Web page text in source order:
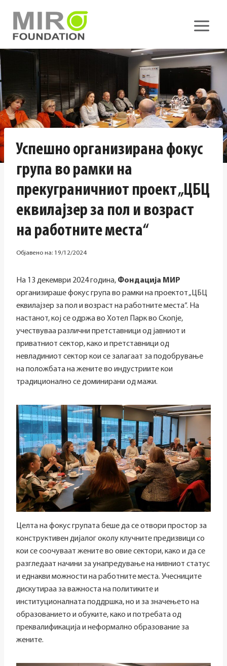
content
Успешно организирана фокус
група во рамки на
прекуграничниот проект „ЦБЦ
еквилајзер за пол и возраст
на работните места“
Објавено на: 19/12/2024
На 13 декември 2024 година, Фондација МИР
организираше фокус група во рамки на проектот „ЦБЦ
еквилајзер за пол и возраст на работните места“. На
настанот, кој се одржа во Хотел Паркво Скопје,
учествуваа различни претставници од јавниот и
приватниот сектор, како и претставници од
невладиниот сектор кои се залагаат за подобрување
на положбата на жените во индустриите кои
традиционално се доминирани од мажи.
Целта на фокус групата беше да се отвори простор за
конструктивен дијалог околу клучните предизвици со
кои се соочуваат жените во овие сектори, како и да се
разгледаат начини за унапредување на нивниот статус
и еднакви можности на работните места. Учесниците
дискутираа за важноста на политиките и
институционалната поддршка, но и за значењето на
образованието и обуките, како и потребата од
преквалификација и неформално образование за
жените.